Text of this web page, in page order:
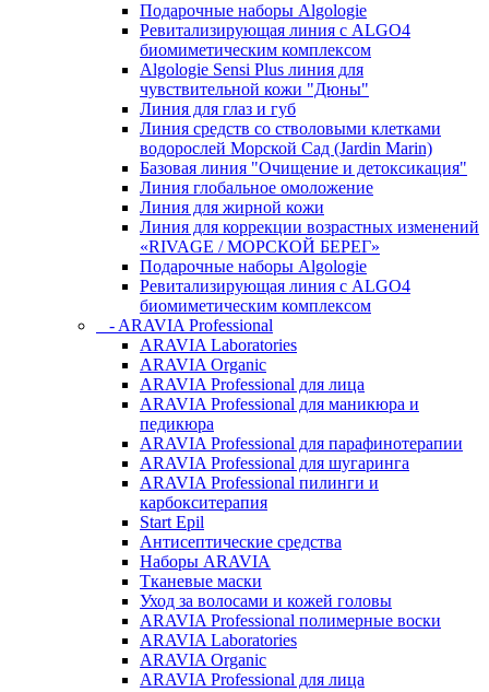
Подарочные наборы Algologie
Ревитализирующая линия с ALGO4
биомиметическим комплексом
Algologie Sensi Plus линия для
чувcтвительной кожи "Дюны"
Линия для глаз и губ
Линия средств со стволовыми клетками
водорослей Морской Сад (Jardin Marin)
Базовая линия "Очищение и детоксикация"
Линия глобальное омоложение
Линия для жирной кожи
Линия для коррекции возрастных изменений
«RIVAGE / МОРСКОЙ БЕРЕГ»
Подарочные наборы Algologie
Ревитализирующая линия с ALGO4
биомиметическим комплексом
- ARAVIA Professional
ARAVIA Laboratories
ARAVIA Organic
ARAVIA Professional для лица
ARAVIA Professional для маникюра и
педикюра
ARAVIA Professional для парафинотерапии
ARAVIA Professional для шугаринга
ARAVIA Professional пилинги и
карбокситерапия
Start Epil
Антисептические средства
Наборы ARAVIA
Тканевые маски
Уход за волосами и кожей головы
ARAVIA Professional полимерные воски
ARAVIA Laboratories
ARAVIA Organic
ARAVIA Professional для лица